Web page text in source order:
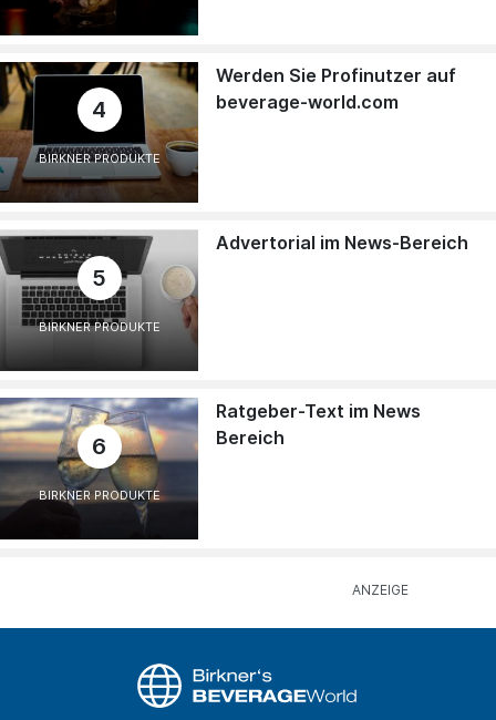
4
BIRKNER PRODUKTE
Werden Sie Profinutzer auf
beverage-world.com
5
BIRKNER PRODUKTE
Advertorial im News-Bereich
6
BIRKNER PRODUKTE
Ratgeber-Text im News
Bereich